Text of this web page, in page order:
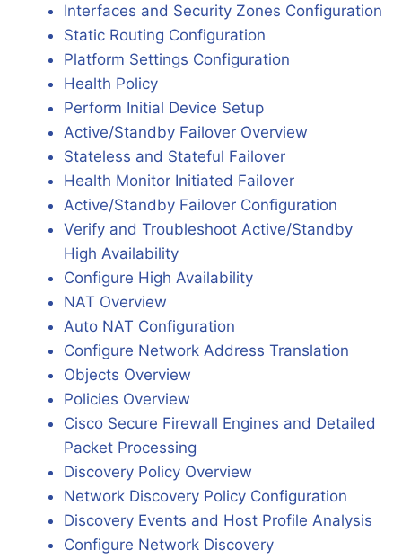
Interfaces and Security Zones Configuration
Static Routing Configuration
Platform Settings Configuration
Health Policy
Perform Initial Device Setup
Active/Standby Failover Overview
Stateless and Stateful Failover
Health Monitor Initiated Failover
Active/Standby Failover Configuration
Verify and Troubleshoot Active/Standby
High Availability
Configure High Availability
NAT Overview
Auto NAT Configuration
Configure Network Address Translation
Objects Overview
Policies Overview
Cisco Secure Firewall Engines and Detailed
Packet Processing
Discovery Policy Overview
Network Discovery Policy Configuration
Discovery Events and Host Profile Analysis
Configure Network Discovery